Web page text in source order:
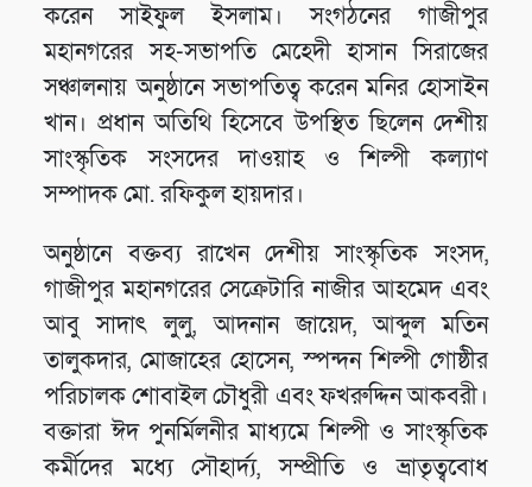
করেন সাইফুল ইসলাম। সংগঠনের গাজীপুর
মহানগরের সহ-সভাপতি মেহেদী হাসান সিরাজের
সঞ্চালনায় অনুষ্ঠানে সভাপতিত্ব করেন মনির হোসাইন
খান। প্রধান অতিথি হিসেবে উপস্থিত ছিলেন দেশীয়
সাংস্কৃতিক সংসদের দাওয়াহ ও শিল্পী কল্যাণ
সম্পাদক মো. রফিকুল হায়দার।
অনুষ্ঠানে বক্তব্য রাখেন দেশীয় সাংস্কৃতিক সংসদ,
গাজীপুর মহানগরের সেক্রেটারি নাজীর আহমেদ এবং
আবু সাদাৎ লুলু, আদনান জায়েদ, আব্দুল মতিন
তালুকদার, মোজাহের হোসেন, স্পন্দন শিল্পী গোষ্ঠীর
পরিচালক শোবাইল চৌধুরী এবং ফখরুদ্দিন আকবরী।
বক্তারা ঈদ পুনর্মিলনীর মাধ্যমে শিল্পী ও সাংস্কৃতিক
কর্মীদের মধ্যে সৌহার্দ্য, সম্প্রীতি ও ভ্রাতৃত্ববোধ